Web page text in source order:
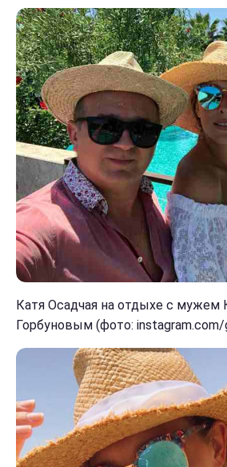
Катя Осадчая на отдыхе с
Горбуновым (фото: instagram.com/